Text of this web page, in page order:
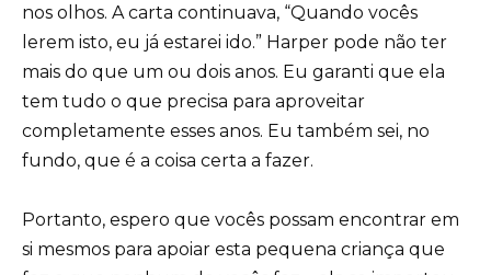
nos olhos. A carta continuava, “Quando vocês
lerem isto, eu já estarei ido.” Harper pode não ter
mais do que um ou dois anos. Eu garanti que ela
tem tudo o que precisa para aproveitar
completamente esses anos. Eu também sei, no
fundo, que é a coisa certa a fazer.
Portanto, espero que vocês possam encontrar em
si mesmos para apoiar esta pequena criança que